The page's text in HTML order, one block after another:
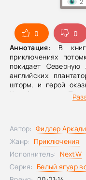
0
0
Аннотация: В
приключениях
покидает Северную
английских
шторм, и герой
Карибском море. Там
Арнаком и Вагурой.
борьбу против
завоевателей.
Robinsona
Biały Jaguar (1980)
2
Автор: Фидлер
Жанр: Приключения
Исполнитель: NextW
Серия: Белый ягуар